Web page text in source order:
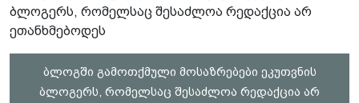
ბლოგერს, რომელსაც შესაძლოა რედაქცია არ
ეთანხმებოდეს
ბლოგში გამოთქმული მოსაზრებები ეკუთვნის
ბლოგერს, რომელსაც შესაძლოა რედაქცია არ